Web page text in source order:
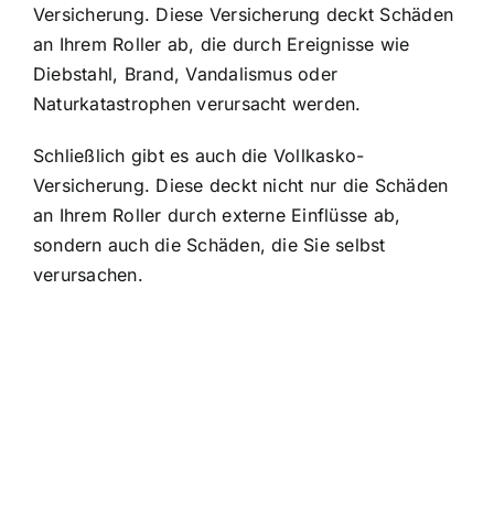
Versicherung. Diese Versicherung deckt Schäden
an Ihrem Roller ab, die durch Ereignisse wie
Diebstahl, Brand, Vandalismus oder
Naturkatastrophen verursacht werden.
Schließlich gibt es auch die Vollkasko-
Versicherung. Diese deckt nicht nur die Schäden
an Ihrem Roller durch externe Einflüsse ab,
sondern auch die Schäden, die Sie selbst
verursachen.